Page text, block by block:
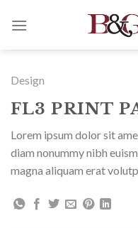
Design
FL3 PRINT
Lorem ipsum dolor sit
diam nonummy nibh
magna aliquam erat